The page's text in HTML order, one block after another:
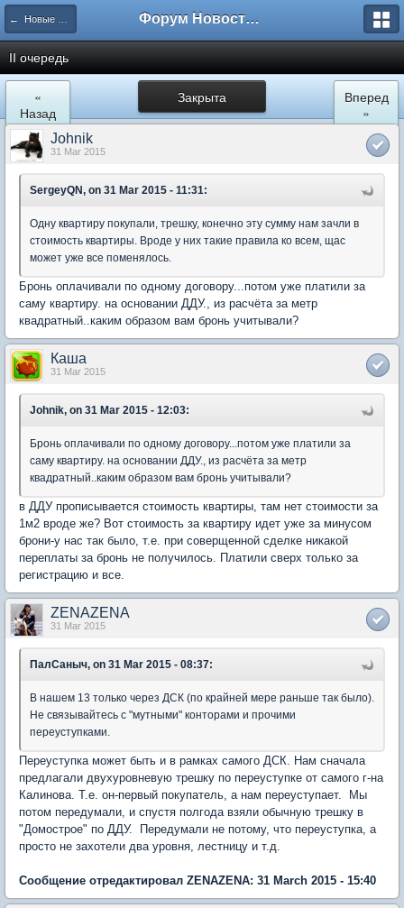
← Новые Водники Форум Новостройки
II очередь
Закрыта
«
Назад
Вперед
»
Johnik
31 Mar 2015
SergeyQN, on 31 Mar 2015 - 11:31:
Одну квартиру покупали, трешку, конечно эту сумму нам зачли в
стоимость квартиры. Вроде у них такие правила ко всем, щас
может уже все поменялось.
Бронь оплачивали по одному договору...потом уже платили за
саму квартиру. на основании ДДУ., из расчёта за метр
квадратный..каким образом вам бронь учитывали?
Каша
31 Mar 2015
Johnik, on 31 Mar 2015 - 12:03:
Бронь оплачивали по одному договору...потом уже платили за
саму квартиру. на основании ДДУ., из расчёта за метр
квадратный..каким образом вам бронь учитывали?
в ДДУ прописывается стоимость квартиры, там нет стоимости за
1м2 вроде же? Вот стоимость за квартиру идет уже за минусом
брони-у нас так было, т.е. при соверщенной сделке никакой
переплаты за бронь не получилось. Платили сверх только за
регистрацию и все.
ZENAZENA
31 Mar 2015
ПалСаныч, on 31 Mar 2015 - 08:37:
В нашем 13 только через ДСК (по крайней мере раньше так было).
Не связывайтесь с "мутными" конторами и прочими
переуступками.
Переуступка может быть и в рамках самого ДСК. Нам сначала
предлагали двухуровневую трешку по переуступке от самого г-на
Калинова. Т.е. он-первый покупатель, а нам переуступает. Мы
потом передумали, и спустя полгода взяли обычную трешку в
"Домострое" по ДДУ. Передумали не потому, что переуступка, а
просто не захотели два уровня, лестницу и т.д.
Сообщение отредактировал ZENAZENA: 31 March 2015 - 15:40